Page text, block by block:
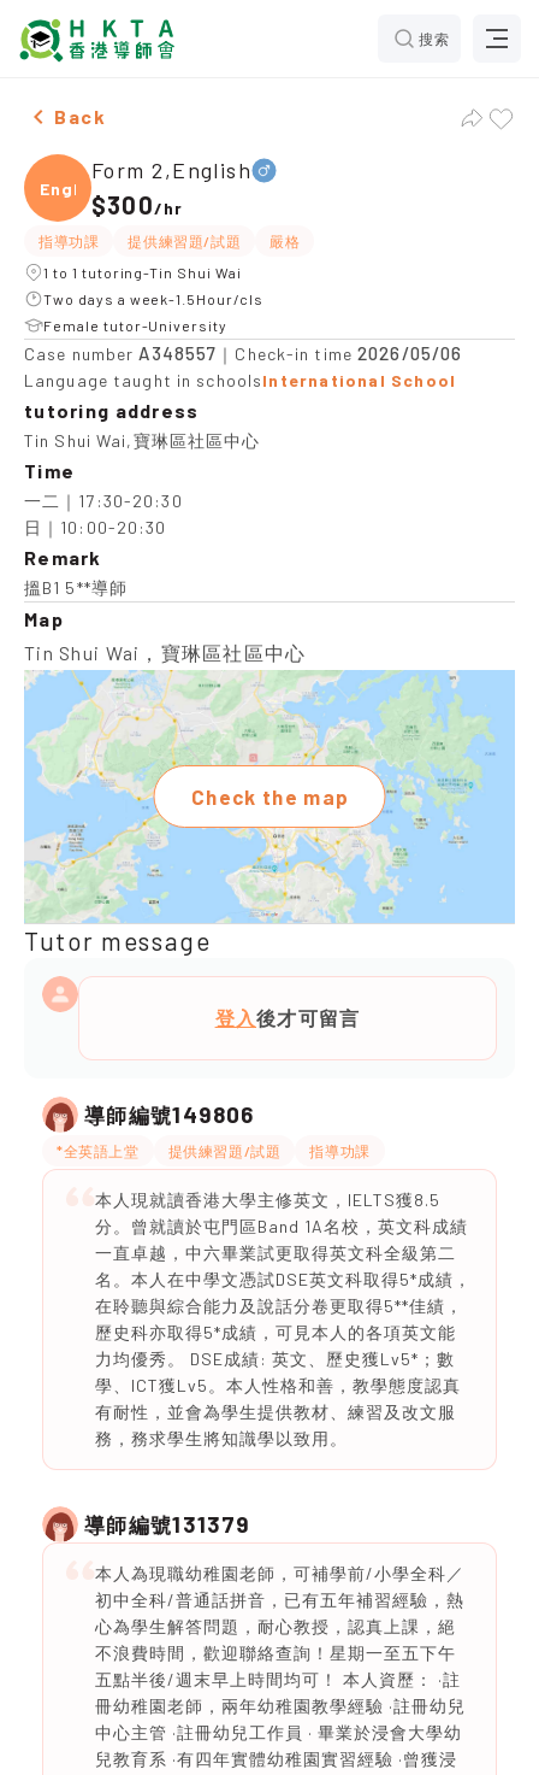
搜索
Male Form 2,English，Tin Shui Wai Tuition
Back
Engli
Form 2,English
$300/hr
指導功課 提供練習題/試題
嚴格
1 to 1 tutoring-Tin Shui Wai
Two days a week-1.5Hour/cls
Female tutor-University
Case number A348557 ｜Check-in time2026/05/06
Language taught in schoolsInternational School
tutoring address
Tin Shui Wai,寶琳區社區中心
Time
一二｜17:30-20:30
日｜10:00-20:30
Remark
搵B1 5**導師
Map
Tin Shui Wai，寶琳區社區中心
Check the map
Tutor message
登入後才可留言
導師編號149806
*全英語上堂 提供練習題/試題 指導功課
本人現就讀香港大學主修英文，IELTS獲8.5
分。曾就讀於屯門區Band 1A名校，英文科成績
一直卓越，中六畢業試更取得英文科全級第二
名。本人在中學文憑試DSE英文科取得5*成績，
在聆聽與綜合能力及說話分卷更取得5**佳績，
歷史科亦取得5*成績，可見本人的各項英文能
力均優秀。 DSE成績: 英文、歷史獲Lv5*；數
學、ICT獲Lv5。本人性格和善，教學態度認真
有耐性，並會為學生提供教材、練習及改文服
務，務求學生將知識學以致用。
導師編號131379
本人為現職幼稚園老師，可補學前/小學全科／
初中全科/普通話拼音，已有五年補習經驗，熱
心為學生解答問題，耐心教授，認真上課，絕
不浪費時間，歡迎聯絡查詢！星期一至五下午
五點半後/週末早上時間均可！ 本人資歷： ·註
冊幼稚園老師，兩年幼稚園教學經驗 ·註冊幼兒
中心主管 ·註冊幼兒工作員 · 畢業於浸會大學幼
兒教育系 ·有四年實體幼稚園實習經驗 ·曾獲浸